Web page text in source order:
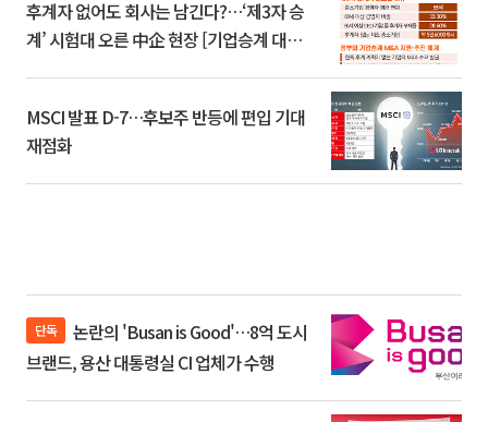
후계자 없어도 회사는 남긴다?…‘제3자 승
계’ 시험대 오른 中企 현장 [기업승계 대전
MSCI 발표 D-7…후보주 반등에 편입 기대
재점화
단독
브랜드, 용산 대통령실 CI 업체가 수행